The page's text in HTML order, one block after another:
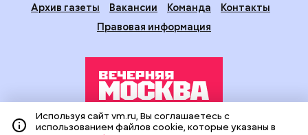
Архив газеты
Вакансии Команда
Контакты
Правовая информация
Издание создано при финансовой поддержке Департамента
Используя сайт vm.ru, Вы соглашаетесь с
использованием файлов cookie, которые указаны в